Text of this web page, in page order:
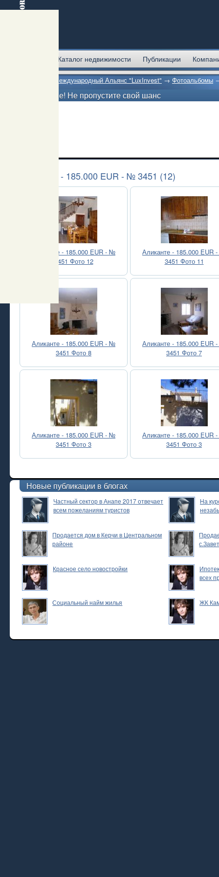
Каталог недвижимости Публикации
Международный Альянс "LuxInvest" → Фотоальбомы
Внимание! Не пропустите свой шанс
Аликанте - 185.000 EUR - № 3451 (12)
Аликанте - 185.000 EUR - №
3451 Фото 12
Аликанте - 185.000 EUR
3451 Фото 11
Аликанте - 185.000 EUR - №
3451 Фото 8
Аликанте - 185.000 EUR
3451 Фото 7
Аликанте - 185.000 EUR - №
3451 Фото 3
Аликанте - 185.000 EUR
3451 Фото 3
Новые публикации в блогах
Частный сектор в Анапе 2017 отвечает
всем пожеланиям туристов
На
Продается дом в Керчи в Центральном
районе
Красное село новостройки
всех
Социальный найм жилья ЖК